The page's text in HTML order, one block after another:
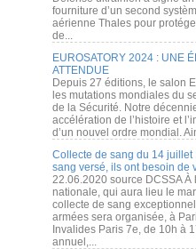
fourniture d’un second
aérienne Thales pour
de...
EUROSATORY 2024 : UNE
ATTENDUE
Depuis 27 éditions, le salon
les mutations mondiales du
de la Sécurité. Notre
accélération de l’histoire et
d’un nouvel ordre mondial.
Collecte de sang du 14 juillet
sang versé, ils ont besoin de
22.06.2020 source DCSSA À
nationale, qui aura lieu le
collecte de sang
armées sera organisée, à
Invalides Paris 7e, de 10h à
annuel,...